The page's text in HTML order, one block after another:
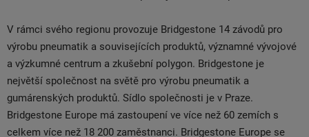
V rámci svého regionu provozuje Bridgestone 14 závodů pro
výrobu pneumatik a souvisejících produktů, významné vývojové
a výzkumné centrum a zkušební polygon. Bridgestone je
největší společnost na světě pro výrobu pneumatik a
gumárenských produktů. Sídlo společnosti je v Praze.
Bridgestone Europe má zastoupení ve více než 60 zemích s
celkem více než 18 200 zaměstnanci. Bridgestone Europe se